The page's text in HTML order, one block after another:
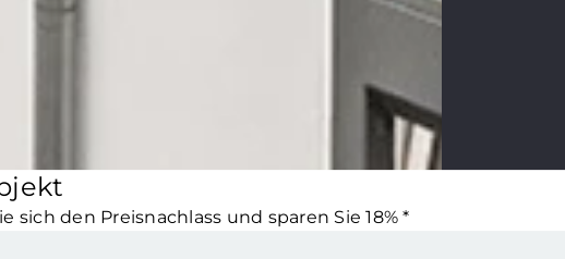
sich den Preisnachlass und sparen Sie 18% *